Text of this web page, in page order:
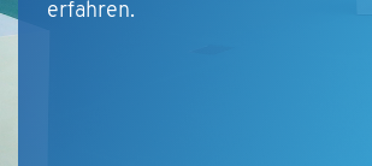
erfahren.